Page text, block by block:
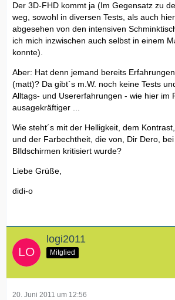
Der 3D-FHD kommt ja (Im Gegensatz zu
weg, sowohl in diversen Tests, als auch
abgesehen von den intensiven
ich mich inzwischen auch selbst in einem
konnte).
Aber: Hat denn jemand bereits
(matt)? Da gibt´s m.W. noch keine Tests
Alltags- und Usererfahrungen - wie hier im
ausagekräftiger ...
Wie steht´s mit der Helligkeit, dem
und der Farbechtheit, die von, Dir Dero,
BIldschirmen kritisiert wurde?
Liebe Grüße,
didi-o
logi2011
Mitglied
20. Juni 2011 um 12:56